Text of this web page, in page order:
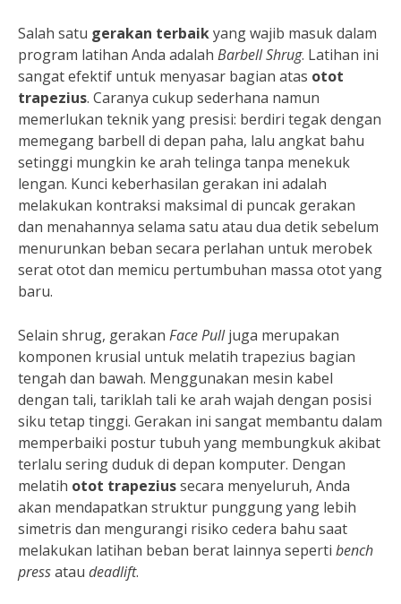
Salah satu gerakan terbaikyang wajib masuk dalam
program latihan Anda adalah Barbell Shrug. Latihan ini
sangat efektif untuk menyasar bagian atas otot
trapezius. Caranya cukup sederhana namun
memerlukan teknik yang presisi: berdiri tegak dengan
memegang barbell di depan paha, lalu angkat bahu
setinggi mungkin ke arah telinga tanpa menekuk
lengan. Kunci keberhasilan gerakan ini adalah
melakukan kontraksi maksimal di puncak gerakan
dan menahannya selama satu atau dua detik sebelum
menurunkan beban secara perlahan untuk merobek
serat otot dan memicu pertumbuhan massa otot yang
baru.
Selain shrug, gerakan Face Pulljuga merupakan
komponen krusial untuk melatih trapezius bagian
tengah dan bawah. Menggunakan mesin kabel
dengan tali, tariklah tali ke arah wajah dengan posisi
siku tetap tinggi. Gerakan ini sangat membantu dalam
memperbaiki postur tubuh yang membungkuk akibat
terlalu sering duduk di depan komputer. Dengan
melatih otot trapeziussecara menyeluruh, Anda
akan mendapatkan struktur punggung yang lebih
simetris dan mengurangi risiko cedera bahu saat
melakukan latihan beban berat lainnya seperti bench
pressatau deadlift.